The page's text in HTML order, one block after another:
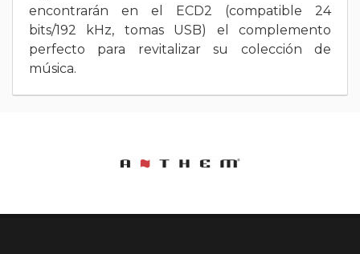
encontrarán en el ECD2 (compatible 24
bits/192 kHz, tomas USB) el complemento
perfecto para revitalizar su colección de
música.